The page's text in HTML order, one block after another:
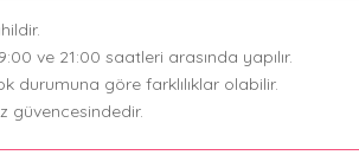
ve 21:00 saatleri arasında yapılır.
durumuna göre farklılıklar olabilir.
güvencesindedir.